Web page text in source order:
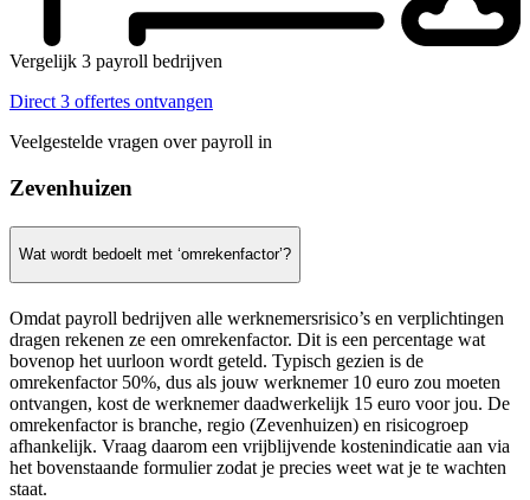
Vergelijk 3 payroll bedrijven
Direct 3 offertes ontvangen
Veelgestelde vragen over payroll in
Zevenhuizen
Wat wordt bedoelt met ‘omrekenfactor’?
Omdat payroll bedrijven alle werknemersrisico’s en verplichtingen
dragen rekenen ze een omrekenfactor. Dit is een percentage wat
bovenop het uurloon wordt geteld. Typisch gezien is de
omrekenfactor 50%, dus als jouw werknemer 10 euro zou moeten
ontvangen, kost de werknemer daadwerkelijk 15 euro voor jou. De
omrekenfactor is branche, regio (Zevenhuizen) en risicogroep
afhankelijk. Vraag daarom een vrijblijvende kostenindicatie aan via
het bovenstaande formulier zodat je precies weet wat je te wachten
staat.